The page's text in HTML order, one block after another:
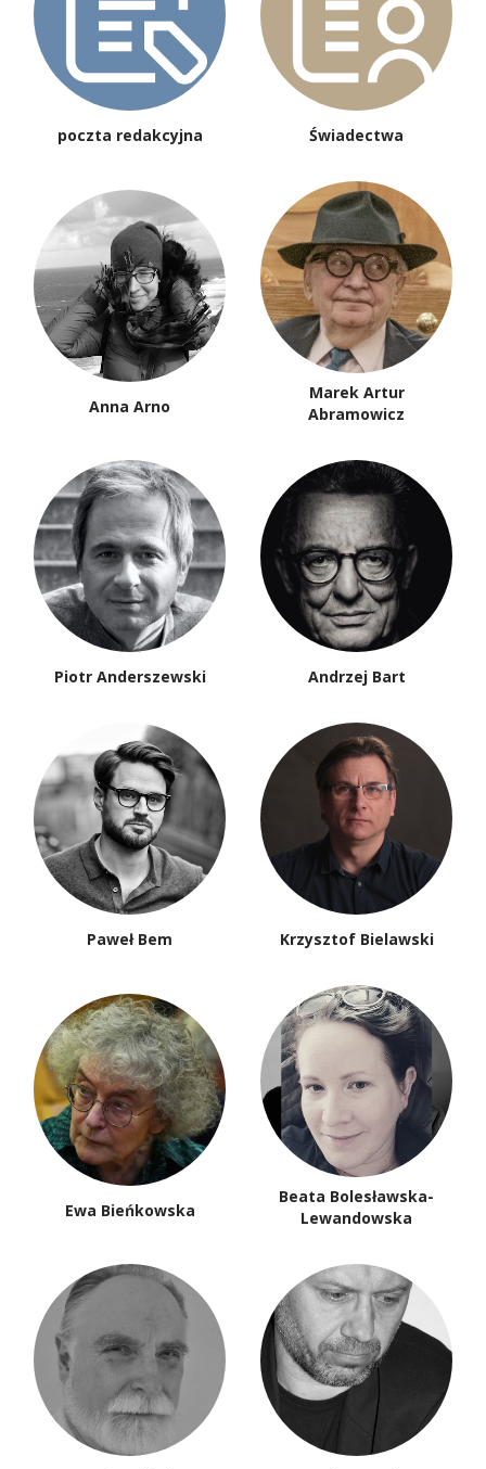
poczta redakcyjna Świadectwa
Anna Arno
Marek Artur
Abramowicz
Piotr Anderszewski Andrzej Bart
Paweł Bem Krzysztof Bielawski
Ewa Bieńkowska
Beata Bolesławska-
Lewandowska